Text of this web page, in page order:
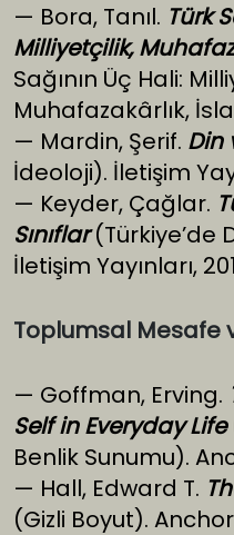
— Bora, Tanıl. Türk
Milliyetçilik,
Sağının Üç Hali:
Muhafazakârlık,
— Mardin, Şerif. Din
İdeoloji). İletişim
— Keyder, Çağlar.
Sınıflar(Türkiye’de
İletişim Yayınları,
Toplumsal Mesafe
— Goffman, Erving.
Self in Everyday Life
Benlik Sunumu).
— Hall, Edward T.
(Gizli Boyut).